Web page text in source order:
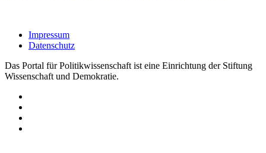
Impressum
Datenschutz
Das Portal für Politikwissenschaft ist eine Einrichtung der Stiftung
Wissenschaft und Demokratie.